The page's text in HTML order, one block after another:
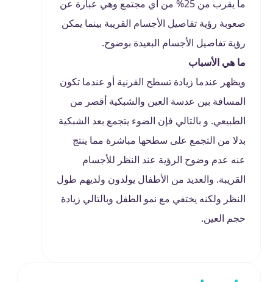
ما يقرب من 25% من أي مجتمع وهي عبارة عن
صعوبة رؤية تفاصيل الأجسام القريبة بينما يمكن
رؤية تفاصيل الأجسام البعيدة بوضوح.
ما هي الأسباب
ويظهر عندما زيادة تسطح القرنية أو عندما تكون
المسافة بين عدسة العين والشبكية أقصر من
الطبيعي. و بالتالي فإن الضوء يتجمع بعد الشبكية
بدلا من التجمع على سطحها مباشرة مما ينتج
عنه عدم وضوح الرؤية عند النظر للأجسام
القريبة. والعديد من الأطفال يولدون ولديهم طول
النظر ولكنه يختفي مع نمو الطفل وبالتالي زيادة
حجم العين.